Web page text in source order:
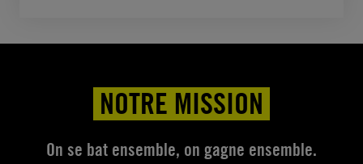
NOTRE MISSION
On se bat ensemble, on gagne ensemble.